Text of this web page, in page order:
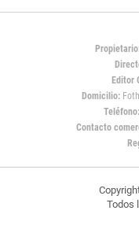
Editor
Domicilio:
Teléfono:
Contacto
Todos